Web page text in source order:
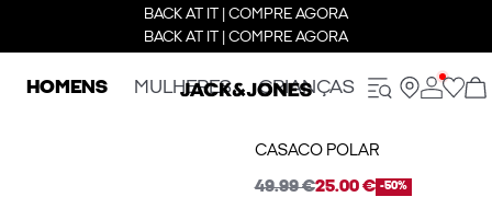
BACK AT IT | COMPRE AGORA
BACK AT IT | COMPRE AGORA
HOMENS MULHERES CRIANÇAS
CASACO POLAR
49.99 €25.00 € -50%